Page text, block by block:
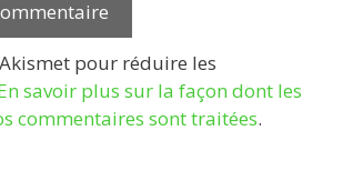
pour réduire les
savoir plus sur la façon dont les
commentaires sont traitées.